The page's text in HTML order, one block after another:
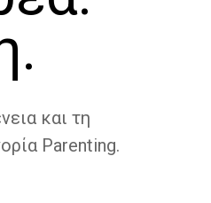
και τη
Parenting.